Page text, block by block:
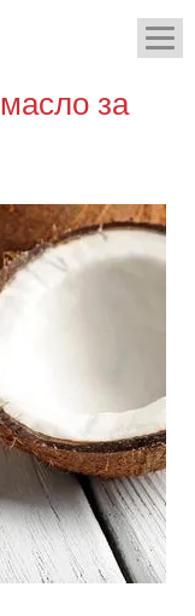
за